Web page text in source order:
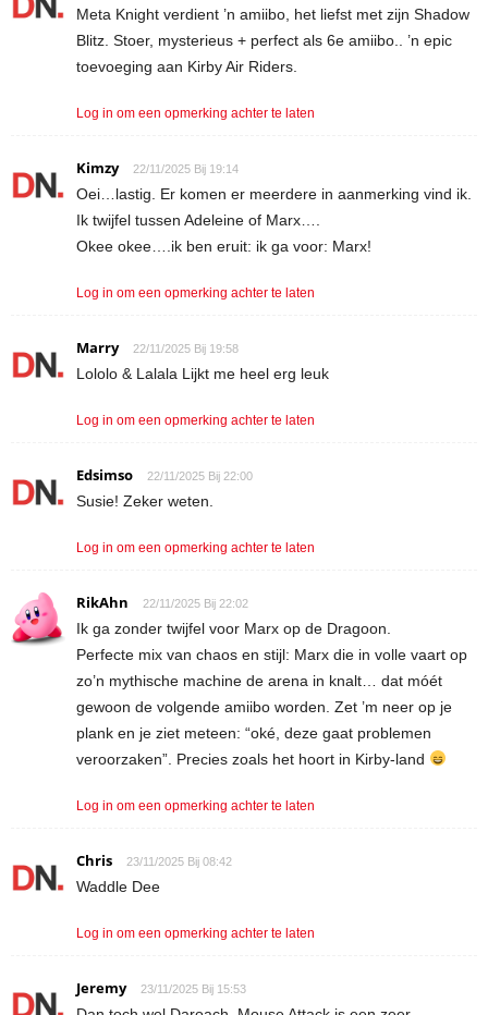
Meta Knight verdient ’n amiibo, het liefst met zijn Shadow
Blitz. Stoer, mysterieus + perfect als 6e amiibo.. ’n epic
toevoeging aan Kirby Air Riders.
Log in om een opmerking achter te laten
Kimzy 22/11/2025 Bij 19:14
Oei…lastig. Er komen er meerdere in aanmerking vind ik.
Ik twijfel tussen Adeleine of Marx….
Okee okee….ik ben eruit: ik ga voor: Marx!
Log in om een opmerking achter te laten
Marry 22/11/2025 Bij 19:58
Lololo & Lalala Lijkt me heel erg leuk
Log in om een opmerking achter te laten
Edsimso 22/11/2025 Bij 22:00
Susie! Zeker weten.
Log in om een opmerking achter te laten
RikAhn 22/11/2025 Bij 22:02
Ik ga zonder twijfel voor Marx op de Dragoon.
Perfecte mix van chaos en stijl: Marx die in volle vaart op
zo’n mythische machine de arena in knalt… dat móét
gewoon de volgende amiibo worden. Zet ’m neer op je
plank en je ziet meteen: “oké, deze gaat problemen
veroorzaken”. Precies zoals het hoort in Kirby-land
Log in om een opmerking achter te laten
Chris 23/11/2025 Bij 08:42
Waddle Dee
Log in om een opmerking achter te laten
Jeremy 23/11/2025 Bij 15:53